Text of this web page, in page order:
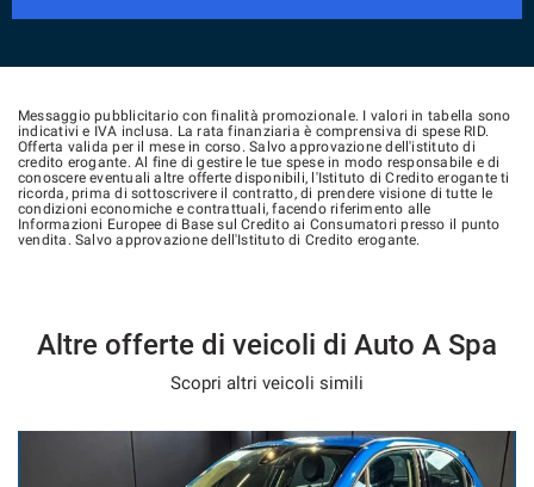
Messaggio pubblicitario con finalità promozionale. I valori in tabella sono
indicativi e IVA inclusa. La rata finanziaria è comprensiva di spese RID.
Offerta valida per il mese in corso. Salvo approvazione dell'istituto di
credito erogante. Al fine di gestire le tue spese in modo responsabile e di
conoscere eventuali altre offerte disponibili, l'Istituto di Credito erogante ti
ricorda, prima di sottoscrivere il contratto, di prendere visione di tutte le
condizioni economiche e contrattuali, facendo riferimento alle
Informazioni Europee di Base sul Credito ai Consumatori presso il punto
vendita. Salvo approvazione dell'Istituto di Credito erogante.
Altre offerte di veicoli di Auto A Spa
Scopri altri veicoli simili